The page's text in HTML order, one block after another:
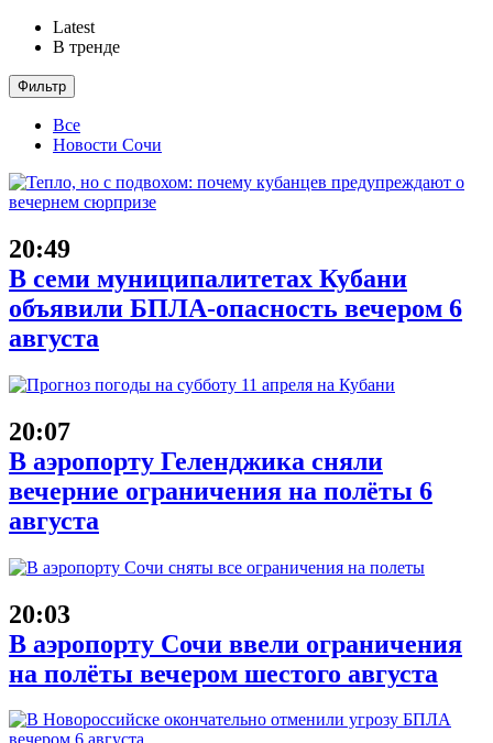
Latest
В тренде
Фильтр
Все
Новости Сочи
20:49
В семи муниципалитетах Кубани
объявили БПЛА-опасность вечером 6
августа
20:07
В аэропорту Геленджика сняли
вечерние ограничения на полёты 6
августа
20:03
В аэропорту Сочи ввели ограничения
на полёты вечером шестого августа